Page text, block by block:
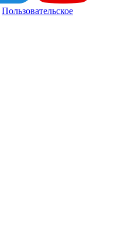
Пользовательское